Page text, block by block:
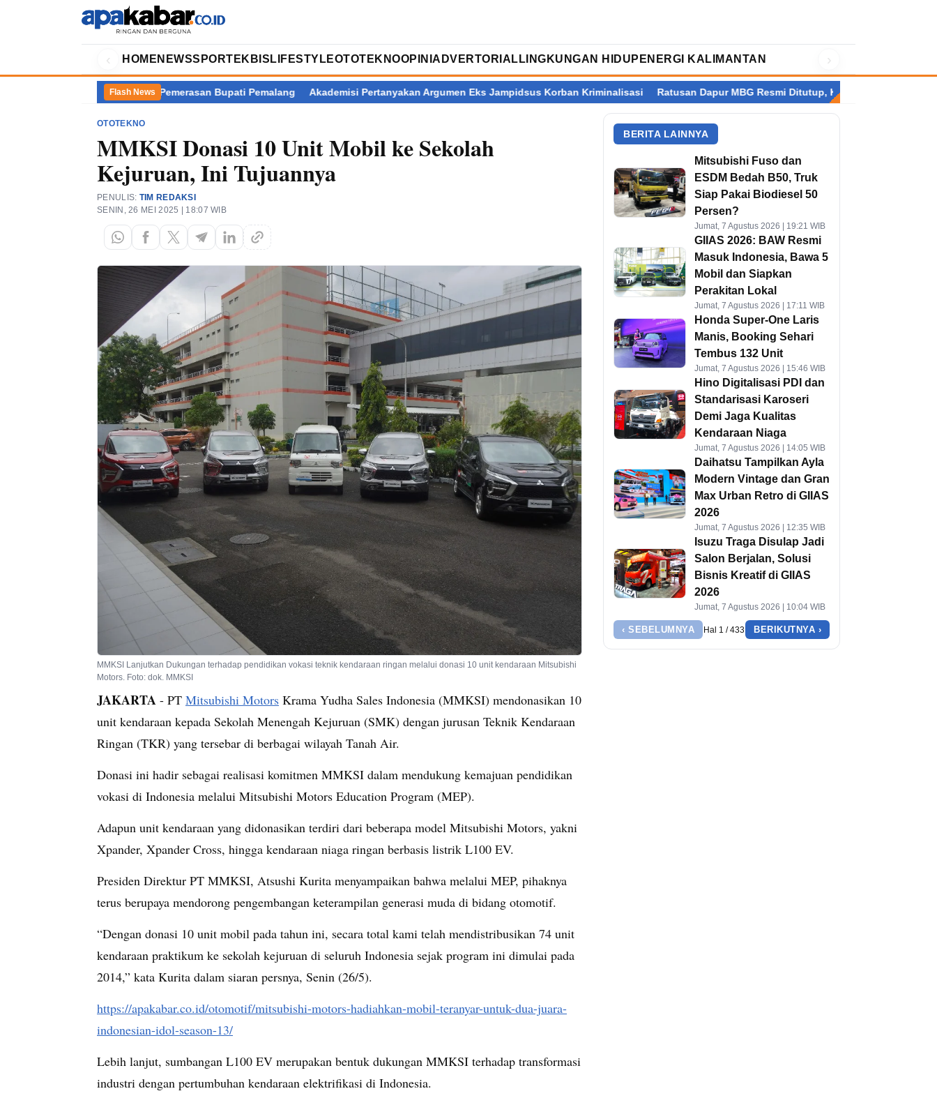
‹ HOME NEWSSPORT EKBIS LIFESTYLEOTOTEKNOOPINI ADVERTORIAL LINGKUNGAN HIDUP ENERGI KALIMANTAN ›
Flash News
Kasus Dugaan Pemerasan Bupati Pemalang Akademisi Pertanyakan Argumen Eks Jampidsus Korban Kriminalisasi Ratusan Dapur MBG Resmi Ditutup, Kalimantan Terbanyak
OTOTEKNO
MMKSI Donasi 10 Unit Mobil ke Sekolah
Kejuruan, Ini Tujuannya
PENULIS: TIM REDAKSI
SENIN, 26 MEI 2025 | 18:07 WIB
MMKSI Lanjutkan Dukungan terhadap pendidikan vokasi teknik kendaraan ringan melalui donasi 10 unit kendaraan Mitsubishi
Motors. Foto: dok. MMKSI
JAKARTA - PT Mitsubishi Motors Krama Yudha Sales Indonesia (MMKSI) mendonasikan 10
unit kendaraan kepada Sekolah Menengah Kejuruan (SMK) dengan jurusan Teknik Kendaraan
Ringan (TKR) yang tersebar di berbagai wilayah Tanah Air.
Donasi ini hadir sebagai realisasi komitmen MMKSI dalam mendukung kemajuan pendidikan
vokasi di Indonesia melalui Mitsubishi Motors Education Program (MEP).
Adapun unit kendaraan yang didonasikan terdiri dari beberapa model Mitsubishi Motors, yakni
Xpander, Xpander Cross, hingga kendaraan niaga ringan berbasis listrik L100 EV.
Presiden Direktur PT MMKSI, Atsushi Kurita menyampaikan bahwa melalui MEP, pihaknya
terus berupaya mendorong pengembangan keterampilan generasi muda di bidang otomotif.
“Dengan donasi 10 unit mobil pada tahun ini, secara total kami telah mendistribusikan 74 unit
kendaraan praktikum ke sekolah kejuruan di seluruh Indonesia sejak program ini dimulai pada
2014,” kata Kurita dalam siaran persnya, Senin (26/5).
https://apakabar.co.id/otomotif/mitsubishi-motors-hadiahkan-mobil-teranyar-untuk-dua-juara-
indonesian-idol-season-13/
Lebih lanjut, sumbangan L100 EV merupakan bentuk dukungan MMKSI terhadap transformasi
industri dengan pertumbuhan kendaraan elektrifikasi di Indonesia.
BERITA LAINNYA
Mitsubishi Fuso dan
ESDM Bedah B50, Truk
Siap Pakai Biodiesel 50
Persen?
Jumat, 7 Agustus 2026 | 19:21 WIB
GIIAS 2026: BAW Resmi
Masuk Indonesia, Bawa 5
Mobil dan Siapkan
Perakitan Lokal
Jumat, 7 Agustus 2026 | 17:11 WIB
Honda Super-One Laris
Manis, Booking Sehari
Tembus 132 Unit
Jumat, 7 Agustus 2026 | 15:46 WIB
Hino Digitalisasi PDI dan
Standarisasi Karoseri
Demi Jaga Kualitas
Kendaraan Niaga
Jumat, 7 Agustus 2026 | 14:05 WIB
Daihatsu Tampilkan Ayla
Modern Vintage dan Gran
Max Urban Retro di GIIAS
2026
Jumat, 7 Agustus 2026 | 12:35 WIB
Isuzu Traga Disulap Jadi
Salon Berjalan, Solusi
Bisnis Kreatif di GIIAS
2026
Jumat, 7 Agustus 2026 | 10:04 WIB
‹ SEBELUMNYA Hal 1 / 433 BERIKUTNYA ›